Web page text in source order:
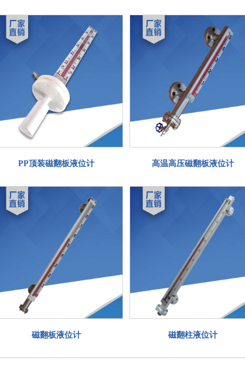
PP顶装磁翻板液位计 高温高压磁翻板液位计
磁翻板液位计 磁翻柱液位计